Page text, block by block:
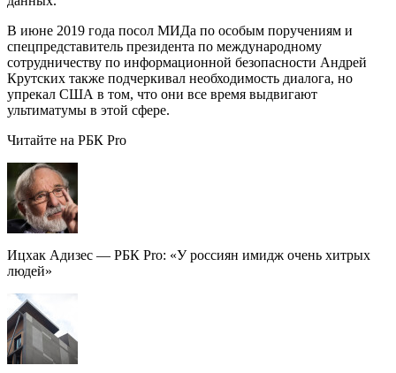
В июне 2019 года посол МИДа по особым поручениям и
спецпредставитель президента по международному
сотрудничеству по информационной безопасности Андрей
Крутских также подчеркивал необходимость диалога, но
упрекал США в том, что они все время выдвигают
ультиматумы в этой сфере.
Читайте на РБК Pro
Ицхак Адизес — РБК Pro: «У россиян имидж очень хитрых
людей»